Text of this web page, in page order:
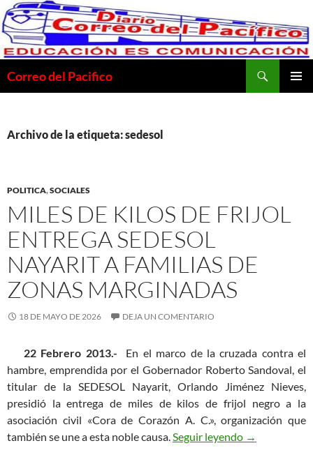
Saltar
al
contenido
Correo del Pacifico
Archivo de la etiqueta: sedesol
POLITICA,SOCIALES
MILES DE KILOS DE FRIJOL
ENTREGA SEDESOL
NAYARIT A FAMILIAS DE
ZONAS MARGINADAS
18 DE MAYO DE 2026 DEJA UN COMENTARIO
22 Febrero 2013.-
En el marco de la cruzada contra el
hambre, emprendida por el Gobernador Roberto Sandoval, el
titular de la SEDESOL Nayarit, Orlando Jiménez Nieves,
presidió la entrega de miles de kilos de frijol negro a la
asociación civil «Cora de Corazón A. C.», organización que
también se une a esta noble causa.Seguir leyendo Miles de
→